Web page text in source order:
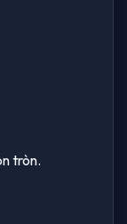
tròn.